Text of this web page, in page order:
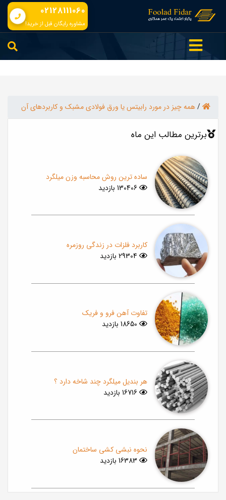
02128111060
مشاوره رایگان قبل از خرید!
/همه چیز در مورد رابیتس یا ورق فولادی مشبک و کاربردهای آن
برترین مطالب این ماه
ساده ترین روش محاسبه وزن میلگرد
130406 بازدید
کاربرد فلزات در زندگی روزمره
تفاوت آهن فرو و فریک
هر بندیل میلگرد چند شاخه دارد ؟
16716 بازدید
نحوه نبشی کشی ساختمان